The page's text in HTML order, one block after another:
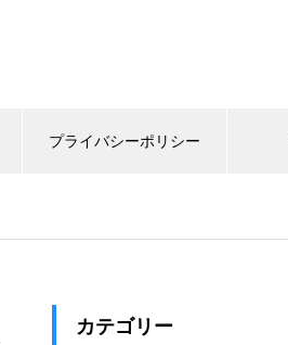
プライバシーポリシー
カテゴリー